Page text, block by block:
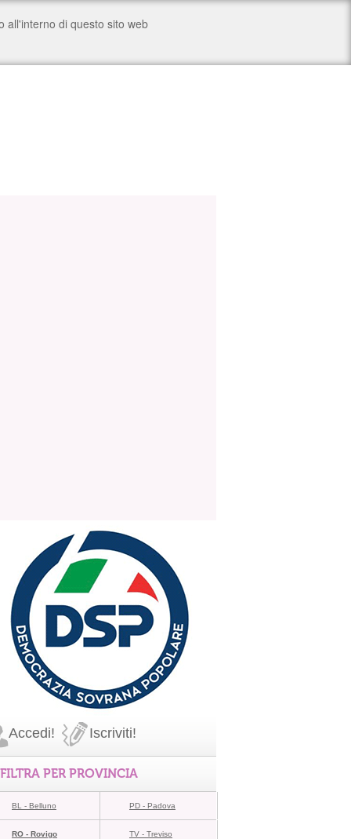
Accedi! Iscriviti!
FILTRA PER PROVINCIA
BL - Belluno PD - Padova
RO - Rovigo TV - Treviso